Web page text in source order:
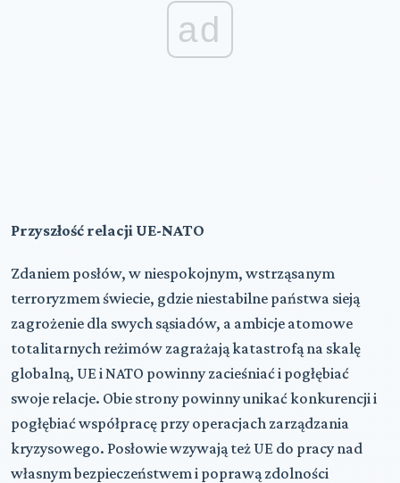
ad
Przyszłość relacji UE-NATO
Zdaniem posłów, w niespokojnym, wstrząsanym
terroryzmem świecie, gdzie niestabilne państwa sieją
zagrożenie dla swych sąsiadów, a ambicje atomowe
totalitarnych reżimów zagrażają katastrofą na skalę
globalną, UE i NATO powinny zacieśniać i pogłębiać
swoje relacje. Obie strony powinny unikać konkurencji i
pogłębiać współpracę przy operacjach zarządzania
kryzysowego. Posłowie wzywają też UE do pracy nad
własnym bezpieczeństwem i poprawą zdolności